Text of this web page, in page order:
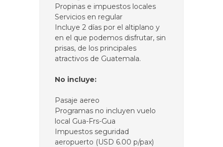
Propinas e impuestos locales
Servicios en regular
Incluye 2 días por el altiplano y
en el que podemos disfrutar, sin
prisas, de los principales
atractivos de Guatemala.
No incluye:
Pasaje aereo
Programas no incluyen vuelo
local Gua-Frs-Gua
Impuestos seguridad
aeropuerto (USD 6.00 p/pax)